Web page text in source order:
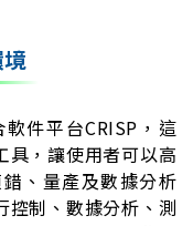
件平台CRISP，這
具，讓使用者可以高
、量產及數據分析
控制、數據分析、測